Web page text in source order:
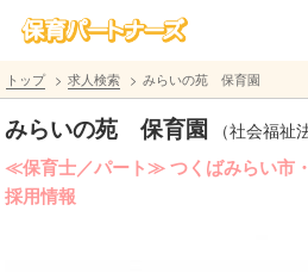
トップ 求人検索 みらいの苑 保育園
みらいの苑 保育園 （社会福
≪保育士／パート≫ つくばみらい市
採用情報